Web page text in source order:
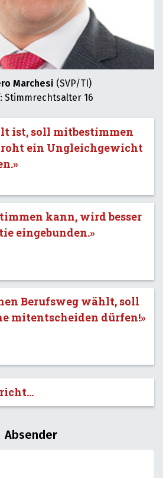
Marchesi (SVP/TI)
Stimmrechtsalter 16
ist, soll mitbestimmen
ein Ungleichgewicht
kann, wird besser
eingebunden.»
Berufsweg wählt, soll
mitentscheiden dürfen!»
Absender